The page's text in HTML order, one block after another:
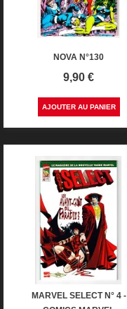
NOVA N°130
Prix
9,90 €
AJOUTER AU PANIER
MARVEL SELECT N° 4 -